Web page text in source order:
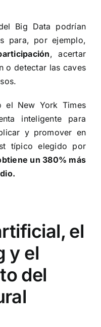
Big Data podrían
para, por ejemplo,
, acertar
o detectar las caves
el New York Times
inteligente para
y promover en
típico elegido por
un 380% más
el
y el
del